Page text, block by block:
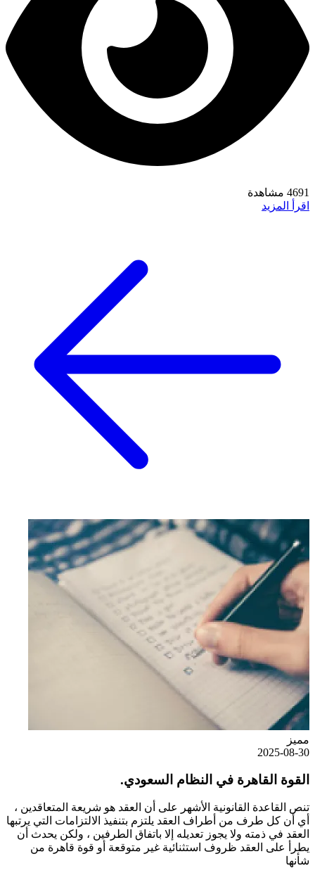
4691 مشاهدة
اقرأ المزيد
مميز
2025-08-30
القوة القاهرة في النظام السعودي.
تنص القاعدة القانونية الأشهر على أن العقد هو شريعة المتعاقدين ،
أي أن كل طرف من أطراف العقد يلتزم بتنفيذ الالتزامات التي يرتبها
العقد في ذمته ولا يجوز تعديله إلا باتفاق الطرفين ، ولكن يحدث أن
يطرأ على العقد ظروف استثنائية غير متوقعة أو قوة قاهرة من
شأنها